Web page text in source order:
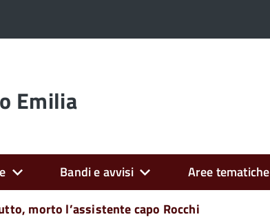
Emilia
Bandi e avvisi Aree tematiche
morto l’assistente capo Rocchi